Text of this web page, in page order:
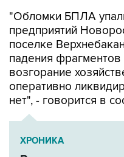
"Обломки БПЛА
предприятий
поселке
падения
возгорание
оперативно
нет", - говорится в
ХРОНИКА